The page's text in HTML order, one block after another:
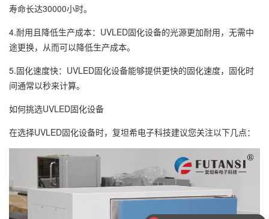
寿命长达30000小时。
4.耐用且降低生产成本：UVLED固化设备的光源更加耐用，无需中
途更换，从而可以降低生产成本。
5.固化速度快：UVLED固化设备能够提供更快的固化速度，固化时
间通常以秒来计算。
如何挑选UVLED固化设备
在选择UVLED固化设备时，复坦希电子科技建议您关注以下几点：